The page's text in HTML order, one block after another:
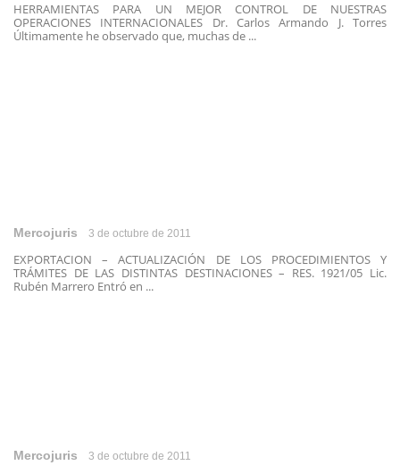
HERRAMIENTAS PARA UN MEJOR CONTROL DE NUESTRAS
OPERACIONES INTERNACIONALES Dr. Carlos Armando J. Torres
Últimamente he observado que, muchas de ...
Mercojuris 3 de octubre de 2011
EXPORTACION – ACTUALIZACIÓN DE LOS PROCEDIMIENTOS Y
TRÁMITES DE LAS DISTINTAS DESTINACIONES – RES. 1921/05 Lic.
Rubén Marrero Entró en ...
Mercojuris 3 de octubre de 2011